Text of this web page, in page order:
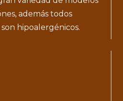
además todos
hipoalergénicos.